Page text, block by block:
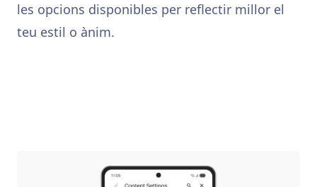
les opcions disponibles per reflectir millor el
teu estil o ànim.